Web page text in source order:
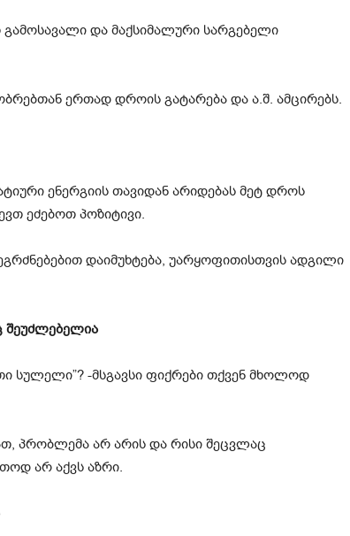
და მაქსიმალური სარგებელი
ერთად დროის გატარება და ა.შ. ამცირებს.
ენერგიის თავიდან არიდებას მეტ დროს
ეძებოთ პოზიტივი.
დაიმუხტება, უარყოფითისთვის ადგილი
შეუძლებელია
სულელი”? -მსგავსი ფიქრები თქვენ მხოლოდ
პრობლემა არ არის და რისი შეცვლაც
არ აქვს აზრი.